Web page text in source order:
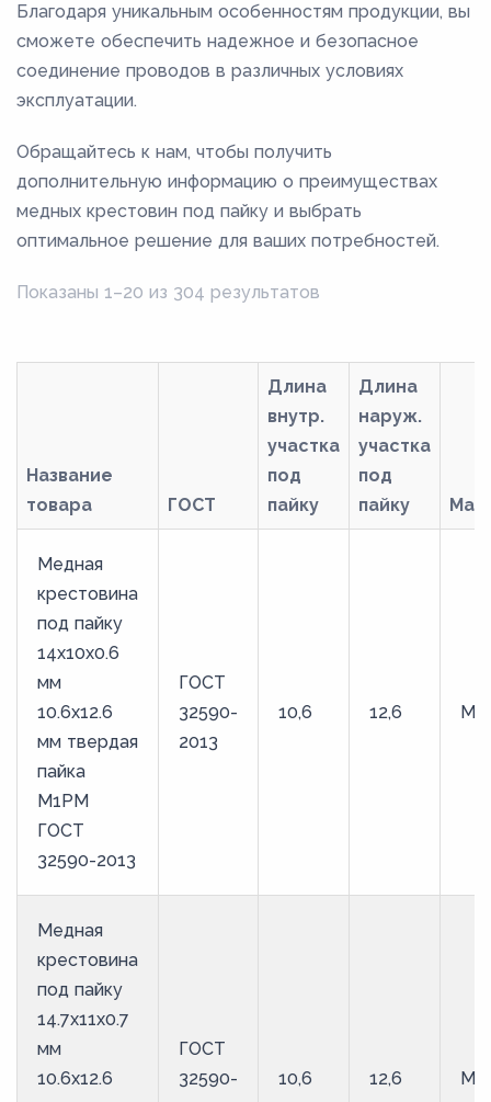
Благодаря уникальным особенностям продукции, вы
сможете обеспечить надежное и безопасное
соединение проводов в различных условиях
эксплуатации.
Обращайтесь к нам, чтобы получить
дополнительную информацию о преимуществах
медных крестовин под пайку и выбрать
оптимальное решение для ваших потребностей.
Показаны 1–20 из 304 результатов
Название
товара
ГОСТ
Длина
внутр.
участка
под
пайку
Длина
наруж.
участка
под
пайку
Медная
крестовина
под пайку
14х10х0.6
мм
10.6х12.6
мм твердая
пайка
М1РМ
ГОСТ
32590-2013
ГОСТ
32590-
2013
10,6 12,6
Медная
крестовина
под пайку
14.7х11х0.7
мм
10.6х12.6
ГОСТ
32590-
10,6 12,6